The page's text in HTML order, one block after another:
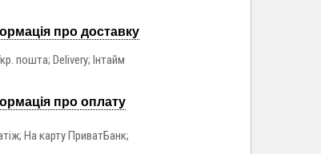
про доставку
пошта; Delivery; Інтайм
про оплату
На карту ПриватБанк;